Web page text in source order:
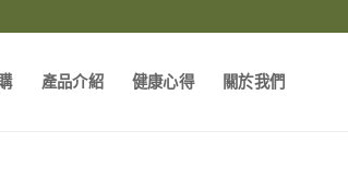
產品介紹 健康心得 關於我們